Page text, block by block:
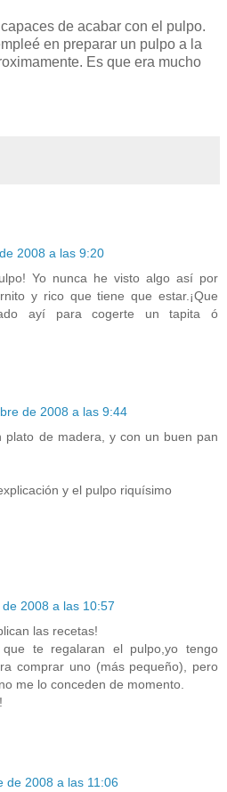
de acabar con el pulpo.
en preparar un pulpo a la
Es que era mucho
2008 a las 9:20
Yo nunca he visto algo así por
y rico que tiene que estar.¡Que
ayí para cogerte un tapita ó
de 2008 a las 9:44
plato de madera, y con un buen pan
y el pulpo riquísimo
2008 a las 10:57
las recetas!
que te regalaran el pulpo,yo tengo
comprar uno (más pequeño), pero
me lo conceden de momento.
de 2008 a las 11:06